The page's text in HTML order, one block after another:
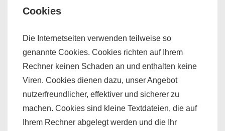
Cookies
Die Internetseiten verwenden teilweise so
genannte Cookies. Cookies richten auf Ihrem
Rechner keinen Schaden an und enthalten keine
Viren. Cookies dienen dazu, unser Angebot
nutzerfreundlicher, effektiver und sicherer zu
machen. Cookies sind kleine Textdateien, die auf
Ihrem Rechner abgelegt werden und die Ihr